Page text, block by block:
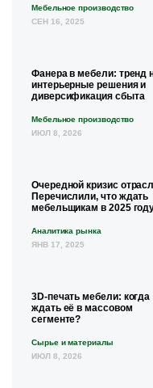
Мебельное производство
СЕН 16, 2025
Фанера в мебели: тренд
интерьерные решения и
диверсификация сбыта
Мебельное производство
ИЮЛ 8, 2026
Очередной кризис
Перечислили, что ждать
мебельщикам в 2025
Аналитика рынка
ЯНВ 17, 2025
3D-печать мебели: когда
ждать её в массовом
сегменте?
Сырье и материалы
ИЮЛ 8, 2026